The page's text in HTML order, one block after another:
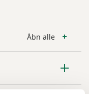
Åbn alle